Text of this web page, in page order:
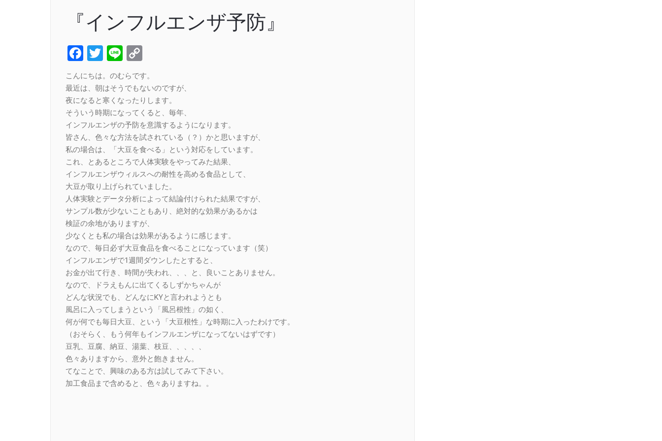
『インフルエンザ予防』
Facebook
Twitter
Line
Link
こんにちは。のむらです。
最近は、朝はそうでもないのですが、
夜になると寒くなったりします。
そういう時期になってくると、毎年、
インフルエンザの予防を意識するようになります。
皆さん、色々な方法を試されている（？）かと思いますが、
私の場合は、「大豆を食べる」という対応をしています。
これ、とあるところで人体実験をやってみた結果、
インフルエンザウィルスへの耐性を高める食品として、
大豆が取り上げられていました。
人体実験とデータ分析によって結論付けられた結果ですが、
サンプル数が少ないこともあり、絶対的な効果があるかは
検証の余地がありますが、
少なくとも私の場合は効果があるように感じます。
なので、毎日必ず大豆食品を食べることになっています（笑）
インフルエンザで1週間ダウンしたとすると、
お金が出て行き、時間が失われ、、、と、良いことありません。
なので、ドラえもんに出てくるしずかちゃんが
どんな状況でも、どんなにKYと言われようとも
風呂に入ってしまうという「風呂根性」の如く、
何が何でも毎日大豆、という「大豆根性」な時期に入ったわけです。
（おそらく、もう何年もインフルエンザになってないはずです）
豆乳、豆腐、納豆、湯葉、枝豆、、、、、
色々ありますから、意外と飽きません。
てなことで、興味のある方は試してみて下さい。
加工食品まで含めると、色々ありますね。。